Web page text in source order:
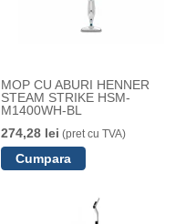
MOP CU ABURI HENNER
STEAM STRIKE HSM-
M1400WH-BL
274,28 lei (pret cu TVA)